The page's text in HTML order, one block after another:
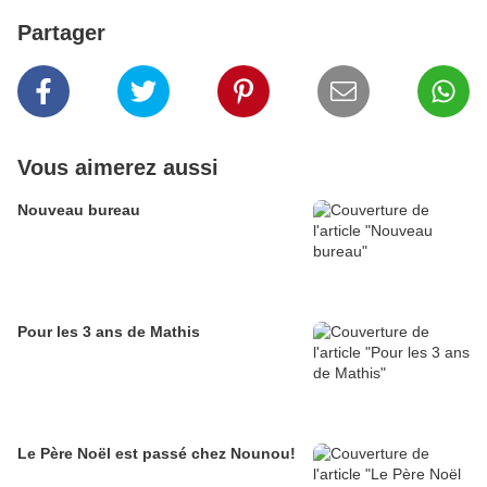
Partager
Vous aimerez aussi
Nouveau bureau
Pour les 3 ans de Mathis
Le Père Noël est passé chez Nounou!